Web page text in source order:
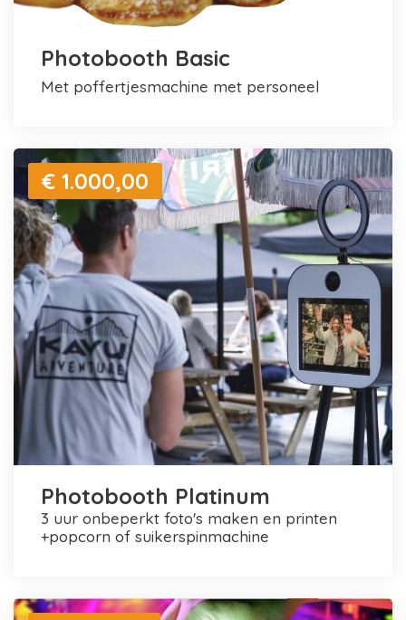
Photobooth Basic
met poffertjesmachine met personeel
€ 1.000,00
Photobooth Platinum
3 uur onbeperkt foto's maken en printen
+popcorn of suikerspinmachine